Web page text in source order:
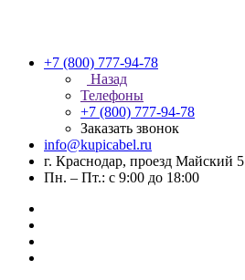
+7 (800) 777-94-78
Назад
Телефоны
+7 (800) 777-94-78
Заказать звонок
info@kupicabel.ru
г. Краснодар, проезд Майский 5
Пн. – Пт.: с 9:00 до 18:00